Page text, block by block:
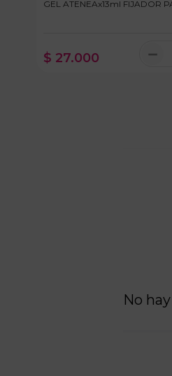
GEL ATENEAx13ml FIJADOR
$ 27.000 －
No